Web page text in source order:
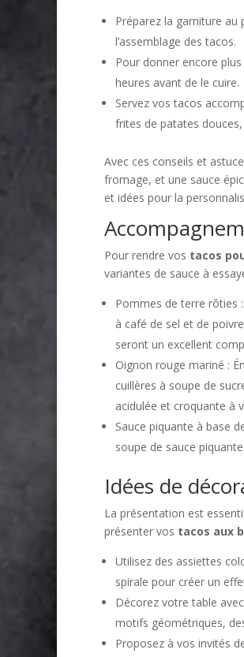
Préparez la garniture au
l’assemblage des tacos.
Pour donner encore
heures avant de le cuire.
Servez vos tacos
frites de patates
Avec ces conseils et
fromage, et une sauce
et idées pour la
Pour rendre vos tacos
variantes de sauce à
Pommes de terre rôties
à café de sel et de
seront un excellent
Oignon rouge mariné :
cuillères à soupe de
acidulée et croquante à
Sauce piquante à base
soupe de sauce
Idées de
La présentation est
présenter vos tacos aux
Utilisez des assiettes
spirale pour créer un
Décorez votre table
motifs géométriques,
Proposez à vos invités